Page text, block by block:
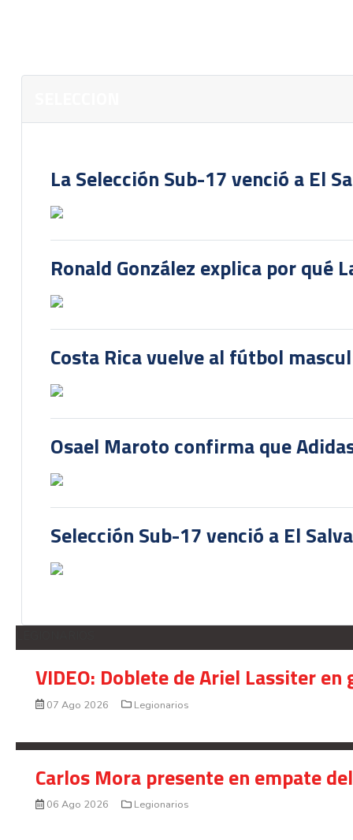
La Selección Sub-17 venció a El
Ronald González explica por qué
Costa Rica vuelve al fútbol
Osael Maroto confirma que
Selección Sub-17 venció a El
VIDEO: Doblete de Ariel Lassiter
07 Ago 2026 Legionarios
Carlos Mora presente en empate
06 Ago 2026 Legionarios